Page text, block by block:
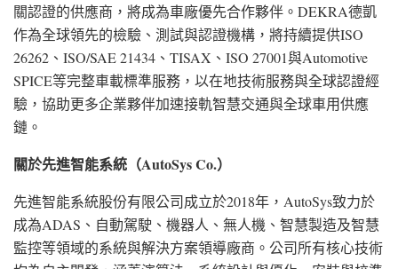
關認證的供應商，將成為車廠優先合作夥伴。DEKRA德凱
作為全球領先的檢驗、測試與認證機構，將持續提供ISO
26262、ISO/SAE 21434、TISAX、ISO 27001與Automotive
SPICE等完整車載標準服務，以在地技術服務與全球認證經
驗，協助更多企業夥伴加速接軌智慧交通與全球車用供應
鏈。
關於先進智能系統（AutoSys Co.）
先進智能系統股份有限公司成立於2018年，AutoSys致力於
成為ADAS、自動駕駛、機器人、無人機、智慧製造及智慧
監控等領域的系統與解決方案領導廠商。公司所有核心技術